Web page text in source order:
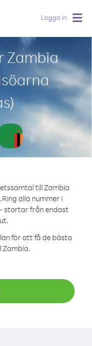
Logga in
Zambia
till Zambia
Ring alla nummer i
startar från endast
för att få de bästa
Zambia.